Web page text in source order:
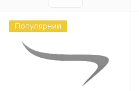
Популярний